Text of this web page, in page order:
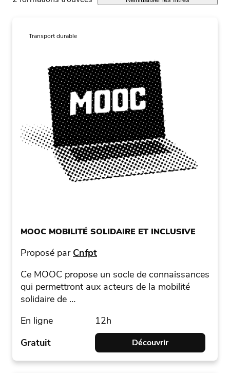
Transport durable
MOOC MOBILITÉ SOLIDAIRE ET INCLUSIVE
Proposé par Cnfpt
Ce MOOC propose un socle de connaissances
qui permettront aux acteurs de la mobilité
solidaire de …
En ligne
12h
Gratuit
Découvrir